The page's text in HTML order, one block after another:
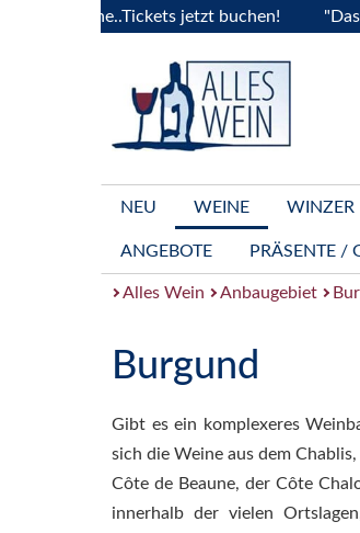
jetzt buchen! "Das
NEU WEINE WINZER
ANGEBOTE PRÄSENTE /
Alles Wein Anbaugebiet
Burgund
Gibt es ein komplexeres
sich die Weine aus dem
Côte de Beaune, der Côte
innerhalb der vielen